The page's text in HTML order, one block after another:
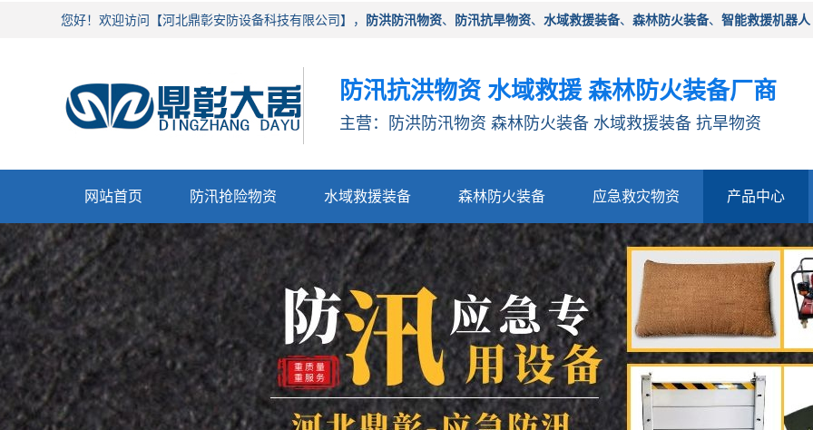
您好！欢迎访问【河北鼎彰安防设备科技有限公司】， 防洪防汛物资、 防汛抗旱物资、 水域救援装备、 森林防火装备、 智能救援机器人
防汛抗洪物资 水域救援 森林防火装备厂商
主营：防洪防汛物资 森林防火装备 水域救援装备 抗旱物资
网站首页 防汛抢险物资 水域救援装备 森林防火装备 应急救灾物资 产品中心